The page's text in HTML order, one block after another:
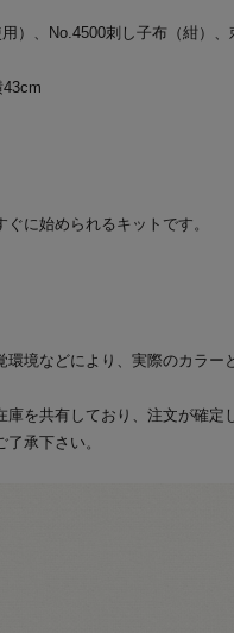
）、No.4500刺し子布（紺）、
に始められるキットです。
環境などにより、実際のカラー
庫を共有しており、注文が確定
承下さい。